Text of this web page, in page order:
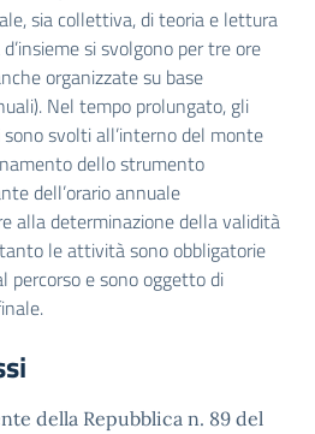
sia collettiva, di teoria e lettura
si svolgono per tre ore
organizzate su base
Nel tempo prolungato, gli
svolti all’interno del monte
dello strumento
dell’orario annuale
alla determinazione della validità
le attività sono obbligatorie
percorso e sono oggetto di
della Repubblica n. 89 del